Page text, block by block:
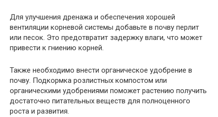
Для улучшения дренажа и обеспечения хорошей
вентиляции корневой системы добавьте в почву перлит
или песок. Это предотвратит задержку влаги, что может
привести к гниению корней.
Также необходимо внести органическое удобрение в
почву. Подкормка розлистных компостом или
органическими удобрениями поможет растению получить
достаточно питательных веществ для полноценного
роста и развития.